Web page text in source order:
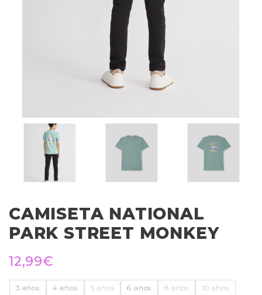
CAMISETA NATIONAL
PARK STREET MONKEY
12,99€
3 años 4 años 5 años 6 años 8 años
10 años